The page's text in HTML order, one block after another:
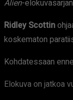
Alien-
Ridley Scottin
koskematon
Kohdatessaan
Elokuva on jatkoa